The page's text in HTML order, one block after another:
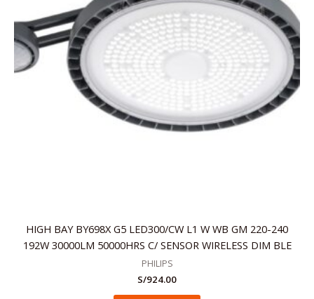
HIGH BAY BY698X G5 LED300/CW L1 W WB GM 220-240
192W 30000LM 50000HRS C/ SENSOR WIRELESS DIM BLE
PHILIPS
S/924.00